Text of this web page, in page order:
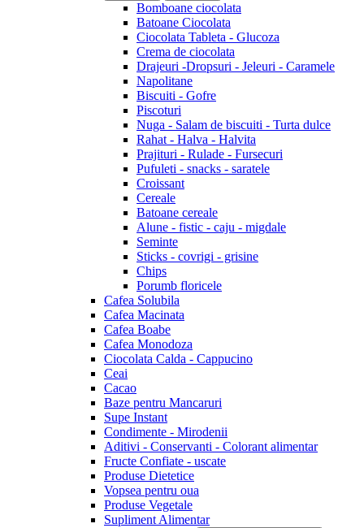
Bomboane ciocolata
Batoane Ciocolata
Ciocolata Tableta - Glucoza
Crema de ciocolata
Drajeuri -Dropsuri - Jeleuri - Caramele
Napolitane
Biscuiti - Gofre
Piscoturi
Nuga - Salam de biscuiti - Turta dulce
Rahat - Halva - Halvita
Prajituri - Rulade - Fursecuri
Pufuleti - snacks - saratele
Croissant
Cereale
Batoane cereale
Alune - fistic - caju - migdale
Seminte
Sticks - covrigi - grisine
Chips
Porumb floricele
Cafea Solubila
Cafea Macinata
Cafea Boabe
Cafea Monodoza
Ciocolata Calda - Cappucino
Ceai
Cacao
Baze pentru Mancaruri
Supe Instant
Condimente - Mirodenii
Aditivi - Conservanti - Colorant alimentar
Fructe Confiate - uscate
Produse Dietetice
Vopsea pentru oua
Produse Vegetale
Supliment Alimentar